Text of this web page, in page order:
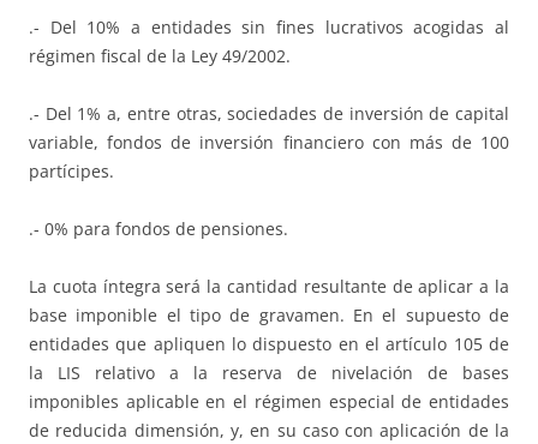
.- Del 10% a entidades sin fines lucrativos acogidas al
régimen fiscal de la Ley 49/2002.
.- Del 1% a, entre otras, sociedades de inversión de capital
variable, fondos de inversión financiero con más de 100
partícipes.
.- 0% para fondos de pensiones.
La cuota íntegra será la cantidad resultante de aplicar a la
base imponible el tipo de gravamen. En el supuesto de
entidades que apliquen lo dispuesto en el artículo 105 de
la LIS relativo a la reserva de nivelación de bases
imponibles aplicable en el régimen especial de entidades
de reducida dimensión, y, en su caso con aplicación de la